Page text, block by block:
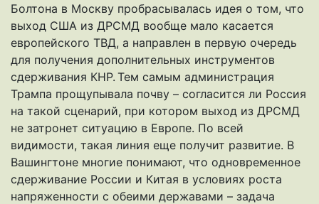
Болтона в Москву пробрасывалась идея о том, что
выход США из ДРСМД вообще мало касается
европейского ТВД, а направлен в первую очередь
для получения дополнительных инструментов
сдерживания КНР. Тем самым администрация
Трампа прощупывала почву – согласится ли Россия
на такой сценарий, при котором выход из ДРСМД
не затронет ситуацию в Европе. По всей
видимости, такая линия еще получит развитие. В
Вашингтоне многие понимают, что одновременное
сдерживание России и Китая в условиях роста
напряженности с обеими державами – задача